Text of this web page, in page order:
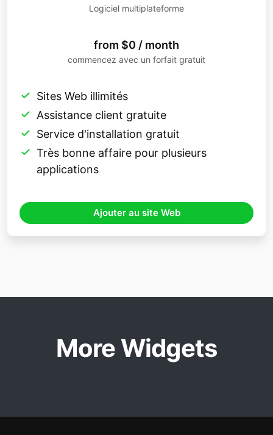
Logiciel multiplateforme
from $0 / month
commencez avec un forfait gratuit
Sites Web illimités
Assistance client gratuite
Service d'installation gratuit
Très bonne affaire pour plusieurs
applications
Ajouter au site Web
More Widgets